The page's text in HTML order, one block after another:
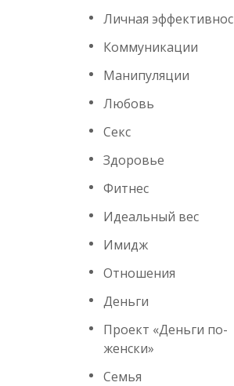
Личная
Коммуникации
Манипуляции
Любовь
Секс
Здоровье
Фитнес
Идеальный вес
Имидж
Отношения
Деньги
Проект «Деньги по-
женски»
Семья